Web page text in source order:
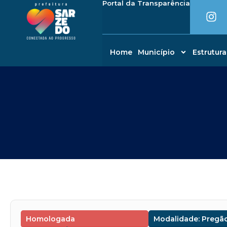
conteúdo Portal da Transparência
n
t
a
Home Município Estrutura
Homologada Modalidade: